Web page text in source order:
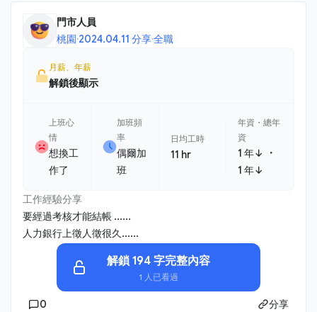
門市人員
桃園·2024.04.11 分享·全職
月薪、年薪
解鎖後顯示
上班心
情
想換工
作了
加班頻
率
偶爾加
班
日均工時
11 hr
年資・總年
資
1 年↓ ・
1 年↓
工作經驗分享
要經過考核才能結帳 ......
人力銀行上徵人徵很久......
解鎖 194 字完整內容
1 人已看過
0 分享